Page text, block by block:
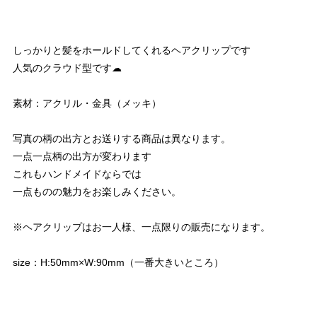
しっかりと髪をホールドしてくれるヘアクリップです
人気のクラウド型です☁︎
素材：アクリル・金具（メッキ）
写真の柄の出方とお送りする商品は異なります。
一点一点柄の出方が変わります
これもハンドメイドならでは
一点ものの魅力をお楽しみください。
※ヘアクリップはお一人様、一点限りの販売になります。
size：H:50mm×W:90mm（一番大きいところ）